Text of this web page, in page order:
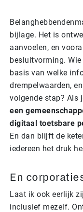
bijlage. Het is
aanvoelen, en
besluitvorming.
basis van welke
drempelwaarden,
volgende stap? Als
een
digitaal toetsbare
En dan blijft de
iedereen het druk
En
Laat ik ook eerlijk
inclusief mezelf.